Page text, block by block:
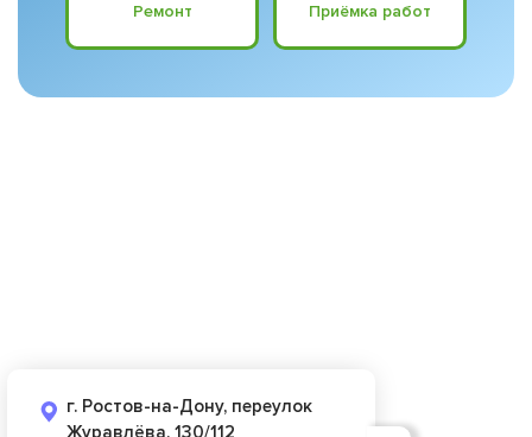
Ремонт Приёмка работ
г. Ростов-на-Дону, переулок
Журавлёва, 130/112